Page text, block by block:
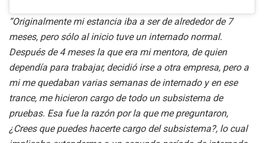
“Originalmente mi estancia iba a ser de alrededor de 7
meses, pero sólo al inicio tuve un internado normal.
Después de 4 meses la que era mi mentora, de quien
dependía para trabajar, decidió irse a otra empresa, pero a
mi me quedaban varias semanas de internado y en ese
trance, me hicieron cargo de todo un subsistema de
pruebas. Esa fue la razón por la que me preguntaron,
¿Crees que puedes hacerte cargo del subsistema?, lo cual